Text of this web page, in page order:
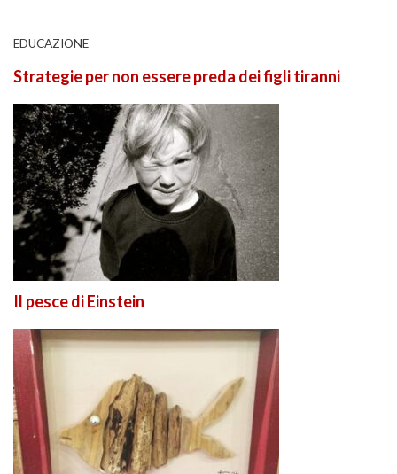
EDUCAZIONE
Strategie per non essere preda dei figli tiranni
Il pesce di Einstein